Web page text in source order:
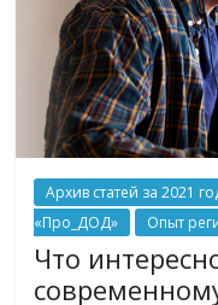
Архив статей за 2021
«Про_ДОД»
Опыт
Что